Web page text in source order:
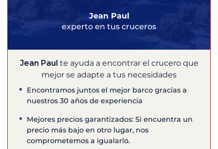
Jean Paul
experto en tus cruceros
Jean Paul te ayuda a encontrar el crucero que
mejor se adapte a tus necesidades
Encontramos juntos el mejor barco gracias a
nuestros 30 años de experiencia
Mejores precios garantizados: Si encuentra un
precio más bajo en otro lugar, nos
comprometemos a igualarlo.